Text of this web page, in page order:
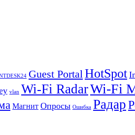
Guest PortalHotSpot
vlan Wi-Fi RadarWi-Fi
Магнит Опросы Ошибка Радар